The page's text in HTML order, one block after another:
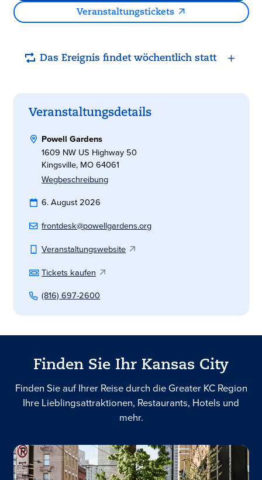
Veranstaltungstickets
Das Ereignis findet wöchentlich statt
Veranstaltungsdetails
Powell Gardens
1609 NW US Highway 50
Kingsville, MO 64061
Wegbeschreibung
6. August 2026
frontdesk@powellgardens.org
Veranstaltungswebsite
Tickets kaufen
(816) 697-2600
Finden Sie Ihr Kansas City
Finden Sie auf Ihrer Reise durch die Greater KC Region
Ihre Lieblingsattraktionen, Restaurants, Hotels und
mehr.